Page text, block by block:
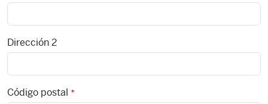
Dirección 2
Código postal